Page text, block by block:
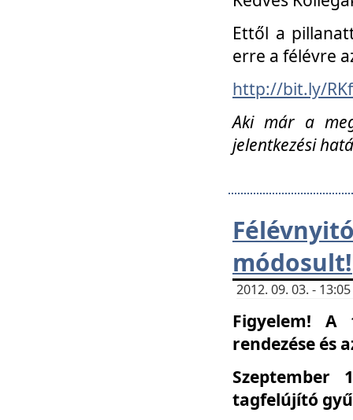
Ettől a
erre a félévre
http://bit.ly/
Aki már a
jelentkezési
módosult!
2012. 09. 03. -
Figyelem! A
rendezése és
Szeptember
tagfelújító